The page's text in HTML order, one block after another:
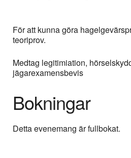
För att kunna göra
teoriprov.
Medtag legitimiation,
jägarexamensbevis
Bokningar
Detta evenemang är fullbokat.